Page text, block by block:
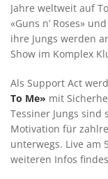
Jahre weltweit auf
«Guns n’ Roses»
ihre Jungs werden
Show im Komplex
Als Support Act
To Me» mit
Tessiner Jungs sind
Motivation für
unterwegs. Live am
weiteren Infos